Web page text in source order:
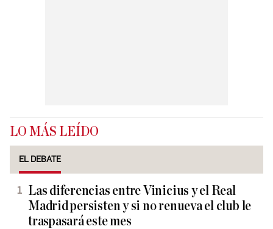
LO MÁS LEÍDO
EL DEBATE
Las diferencias entre Vinicius y el Real
Madrid persisten y si no renueva el club le
traspasará este mes